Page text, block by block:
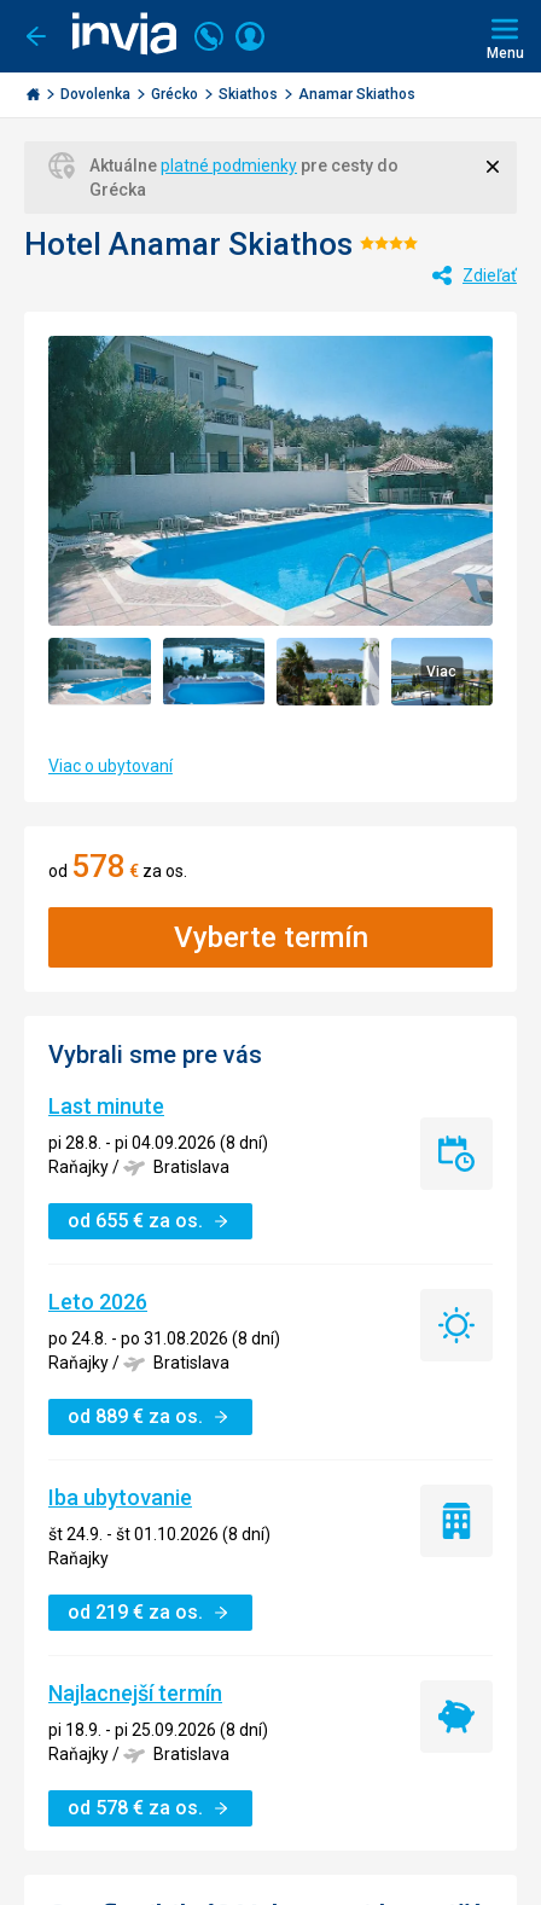
Ísť
späť
Invia.sk
Volajte
+421
2
3221
Prihlásiť
Menu
Dovolenka Grécko Skiathos Anamar Skiathos
Aktuálneplatné podmienky pre cesty do
Grécka
Hotel Anamar Skiathos Hodnotenie:
Zdieľať
Viac
Viac o ubytovaní
od 578 € za os.
Vyberte termín
Vybrali sme pre vás
Last minute
pi 28.8. - pi 04.09.2026 (8 dní)
Raňajky/ Bratislava
od 655 € za os.
Last
Leto 2026
po 24.8. - po 31.08.2026 (8 dní)
Raňajky/ Bratislava
od 889 € za os.
Leto
Iba ubytovanie
št 24.9. - št 01.10.2026 (8 dní)
Raňajky
od 219 € za os.
Iba
Najlacnejší termín
pi 18.9. - pi 25.09.2026 (8 dní)
Raňajky/ Bratislava
od 578 € za os.
Najlacnejší